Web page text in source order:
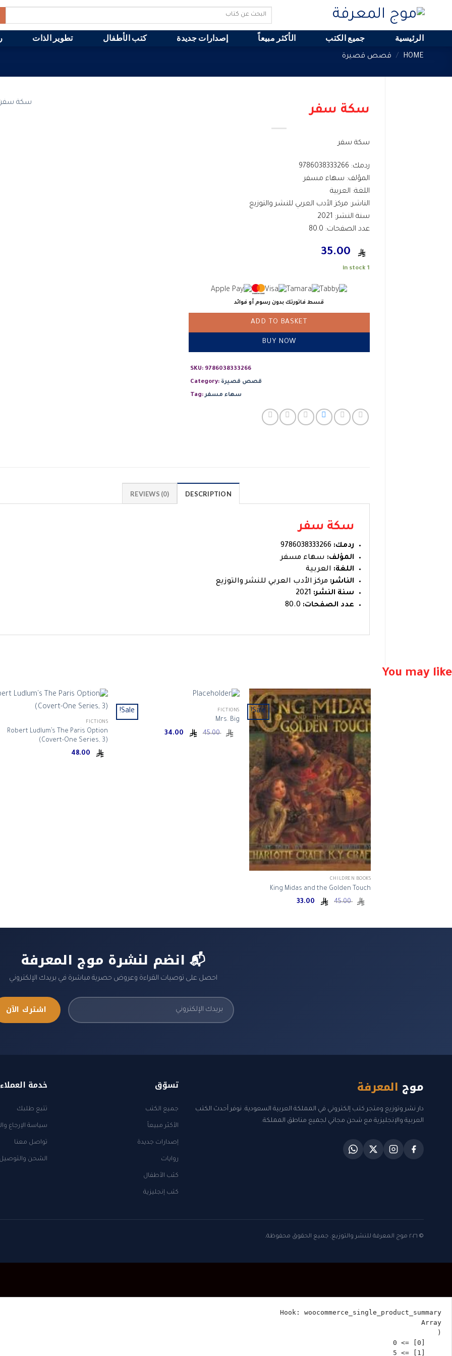
content
Search
الرئيسية جميع الكتب الأكثر مبيعاً إصدارات جديدة كتب الأطفال تطوير الذات
HOME
/ قصص قصيرة
سكة سفر
سكة سفر
ردمك: 9786038333266
المؤلف: سهاء مسفر
اللغة: العربية
الناشر: مركز الأدب العربي للنشر والتوزيع
سنة النشر: 2021
عدد الصفحات: 80.0
1 in stock
قسط فاتورتك بدون رسوم أو فوائد
ADD TO BASKET
BUY NOW
SKU: 9786038333266
Category: قصص قصيرة
Tag:سهاء مسفر
DESCRIPTION
REVIEWS (0)
سكة سفر
ردمك:
المؤلف: سهاء مسفر
اللغة: العربية
الناشر: مركز الأدب العربي للنشر والتوزيع
سنة النشر:
عدد الصفحات:
You may like
Sale!
CHILDREN BOOKS
King Midas and the Golden Touch
45.00
Original
price
Current
Sale! FICTIONS
Mrs. Big
45.00
Original
price
Current
price
FICTIONS
Robert Ludlum’s The Paris Option
(Covert-One Series, 3)
📬 انضم لنشرة موج المعرفة
احصل على توصيات القراءة وعروض حصرية مباشرة في بريدك الإلكتروني
اشترك الآن
موج المعرفة
دار نشر وتوزيع ومتجر كتب إلكتروني في المملكة العربية السعودية. نوفر أحدث الكتب
العربية والإنجليزية مع شحن مجاني لجميع مناطق المملكة.
تسوّق
جميع الكتب
الأكثر مبيعاً
إصدارات جديدة
روايات
كتب الأطفال
كتب إنجليزية
خدمة العملاء
تتبع طلبك
سياسة الإرجاع
تواصل معنا
الشحن والتوصيل
© ٢٠٢٦ موج المعرفة للنشر والتوزيع. جميع الحقوق محفوظة.